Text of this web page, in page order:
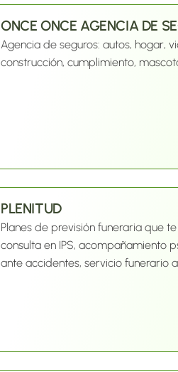
ONCE ONCE AGENCIA DE
Agencia de seguros: autos, hogar,
construcción, cumplimiento,
PLENITUD
Planes de previsión funeraria que
consulta en IPS, acompañamiento
ante accidentes, servicio funerario